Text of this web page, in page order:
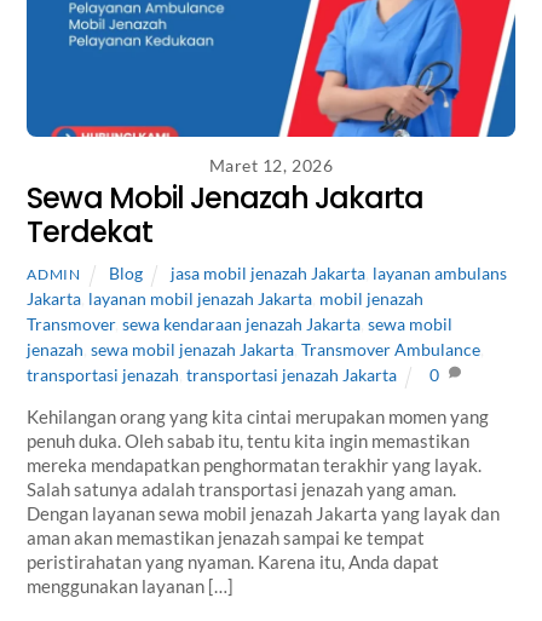
Maret 12, 2026
Sewa Mobil Jenazah Jakarta
Terdekat
ADMIN Blog jasa mobil jenazah Jakarta, layanan ambulans
Jakarta layanan mobil jenazah Jakarta mobil jenazah
Transmover,sewa kendaraan jenazah Jakarta ,sewa mobil
jenazah ,sewa mobil jenazah Jakarta ,Transmover Ambulance
transportasi jenazah ,transportasi jenazah Jakarta 0
Kehilangan orang yang kita cintai merupakan momen yang
penuh duka. Oleh sabab itu, tentu kita ingin memastikan
mereka mendapatkan penghormatan terakhir yang layak.
Salah satunya adalah transportasi jenazah yang aman.
Dengan layanan sewa mobil jenazah Jakarta yang layak dan
aman akan memastikan jenazah sampai ke tempat
peristirahatan yang nyaman. Karena itu, Anda dapat
menggunakan layanan […]